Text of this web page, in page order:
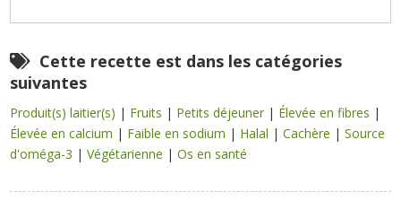
Cette recette est dans les catégories
suivantes
Produit(s) laitier(s) | Fruits | Petits déjeuner | Élevée en fibres |
Élevée en calcium | Faible en sodium | Halal |Cachère |Source
d'oméga-3 |Végétarienne |Os en santé